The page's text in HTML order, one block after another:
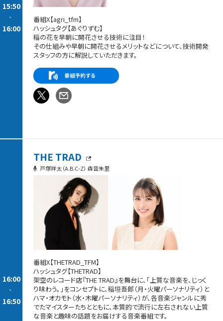
15:50
-
16:00
番組X【agri_tfm】
ハッシュタグ【あぐりずむ】
稲の花を早朝に開花させる技術に注目！
その仕組みや早朝に開花させるメリットなどについて、技術開発
スタッフの方に解説していただきます。
16:00
-
16:50
THE TRAD
戸塚祥太（A.B.C-Z） 森音朱里
番組X【THETRAD_TFM】
ハッシュタグ【THETRAD】
架空のレコード店『THE TRAD』を舞台に、「上質な音楽を、じっく
り味わう。」をコンセプトに、稲垣吾郎（月・火曜パーソナリティ）と
ハマ・オカモト（水・木曜パーソナリティ）が、各音楽ジャンルに秀
でたマイスターたちとともに、本質的で流行に左右されない上質
な音楽と趣味の話題をお届けする音楽番組です。